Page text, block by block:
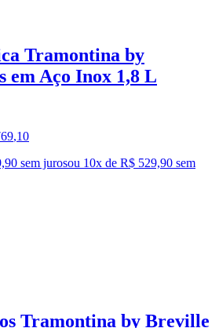
Tramontina by
em Aço Inox 1,8 L
,10
sem jurosou 10x de R$ 529,90 sem
Tramontina by Breville